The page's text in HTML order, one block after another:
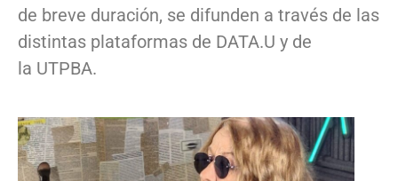
de breve duración, se difunden a través de las
distintas plataformas de DATA.U y de
la UTPBA.